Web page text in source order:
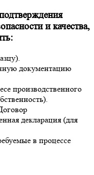
и качества,
документацию
производственного
декларация (для
в процессе